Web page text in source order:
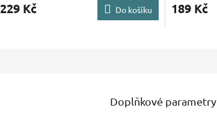
229 Kč Do košíku 189 Kč
Doplňkové parametry